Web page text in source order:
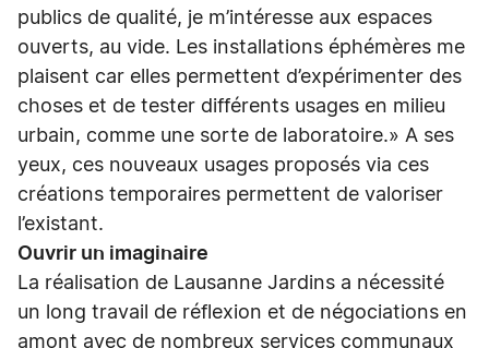
publics de qualité, je m’intéresse aux espaces
ouverts, au vide. Les installations éphémères me
plaisent car elles permettent d’expérimenter des
choses et de tester différents usages en milieu
urbain, comme une sorte de laboratoire.» A ses
yeux, ces nouveaux usages proposés via ces
créations temporaires permettent de valoriser
l’existant.
Ouvrir un imaginaire
La réalisation de Lausanne Jardins a nécessité
un long travail de réflexion et de négociations en
amont avec de nombreux services communaux